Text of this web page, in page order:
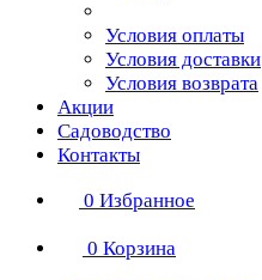
Условия оплаты
Условия доставки
Условия возврата
Акции
Садоводство
Контакты
0 Избранное
0 Корзина